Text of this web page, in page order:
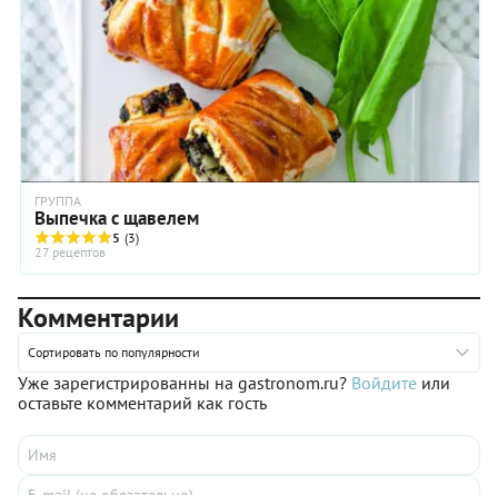
ГРУППА
Выпечка с щавелем
5 (3)
27 рецептов
Комментарии
Сортировать по популярности
Уже зарегистрированны на gastronom.ru? Войдите или
оставьте комментарий как гость